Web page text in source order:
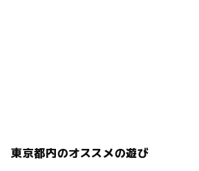
東京都内のオススメの遊び